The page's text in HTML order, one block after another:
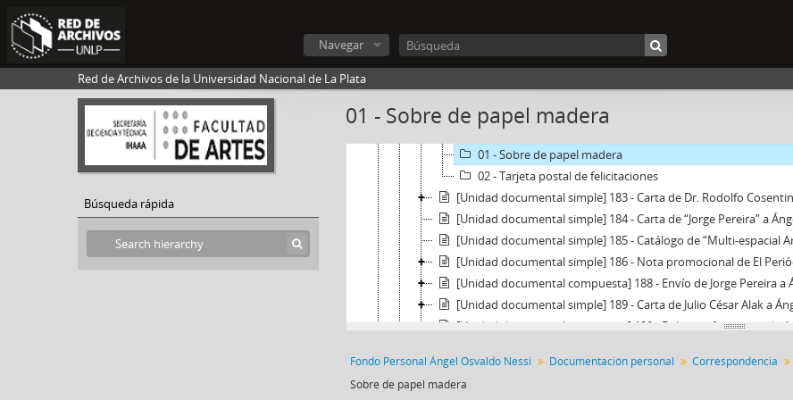
Navegar
Red de Archivos de la Universidad Nacional de La Plata
Búsqueda rápida
01 - Sobre de papel madera
[Unidad documental simple] 177 - Carta de Movimiento Grupo Sí La
[Unidad documental simple] 178 - Carta de Asociación
[Unidad documental compuesta] 178 - Carta de Lic. Magdalena
[Unidad documental simple] 180 - Carta de Raúl Klayselburg a
[Unidad documental compuesta] 181 - Carta desde Presidencia
[Unidad documental simple] 182 - Carta de Néstor Rodolfo
01 - Sobre de papel madera
02 - Tarjeta postal de felicitaciones
[Unidad documental simple] 183 - Carta de Dr. Rodolfo
[Unidad documental simple] 184 - Carta de “Jorge Pereira” a
[Unidad documental simple] 185 - Catálogo de “Multi-espacial
[Unidad documental simple] 186 - Nota promocional de El
[Unidad documental compuesta] 188 - Envío de Jorge Pereira a
[Unidad documental simple] 189 - Carta de Julio César Alak a
[Unidad documental compuesta] 190 - Boletin informativo de
[Unidad documental simple] 192 - Sobre del Centro Cultural
[Unidad documental simple] 193 - Carta de autor desconocido a
Fondo Personal Ángel Osvaldo Nessi Documentación personal Correspondencia
Sobre de papel madera